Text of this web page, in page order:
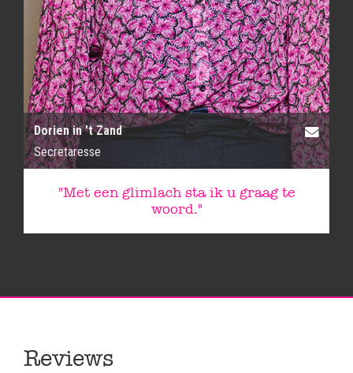
Dorien in 't Zand
Secretaresse
"Met een glimlach sta ik u graag te
woord."
Reviews